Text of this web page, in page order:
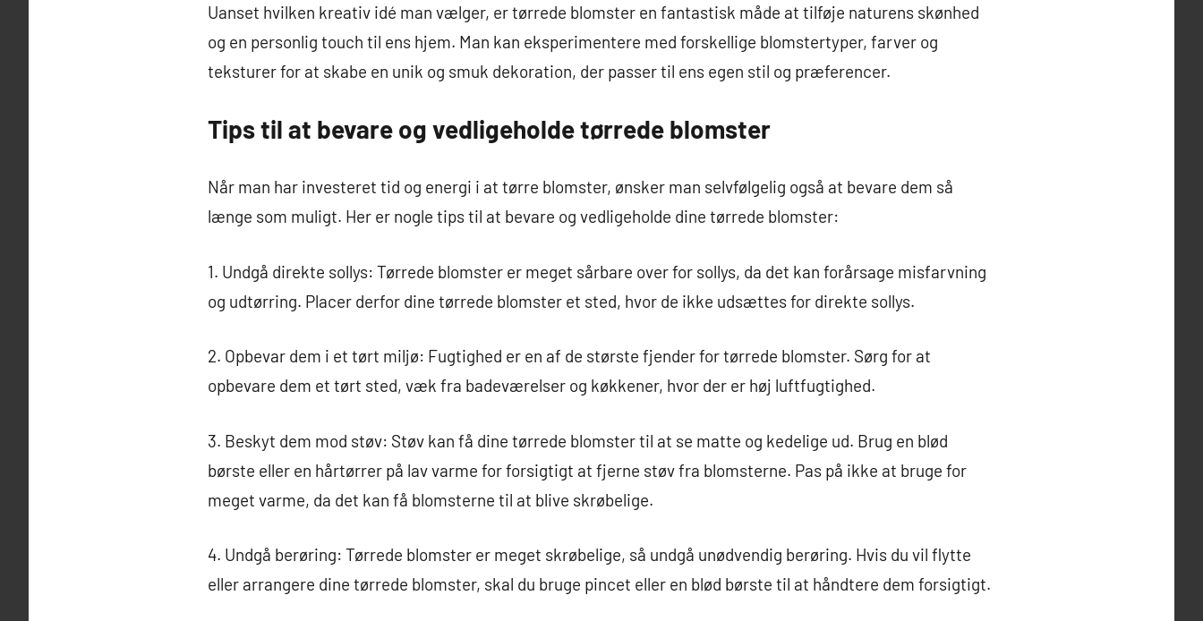
Uanset hvilken kreativ idé man vælger, er tørrede blomster en fantastisk måde at tilføje naturens skønhed
og en personlig touch til ens hjem. Man kan eksperimentere med forskellige blomstertyper, farver og
teksturer for at skabe en unik og smuk dekoration, der passer til ens egen stil og præferencer.
Tips til at bevare og vedligeholde tørrede blomster
Når man har investeret tid og energi i at tørre blomster, ønsker man selvfølgelig også at bevare dem så
længe som muligt. Her er nogle tips til at bevare og vedligeholde dine tørrede blomster:
1. Undgå direkte sollys: Tørrede blomster er meget sårbare over for sollys, da det kan forårsage misfarvning
og udtørring. Placer derfor dine tørrede blomster et sted, hvor de ikke udsættes for direkte sollys.
2. Opbevar dem i et tørt miljø: Fugtighed er en af de største fjender for tørrede blomster. Sørg for at
opbevare dem et tørt sted, væk fra badeværelser og køkkener, hvor der er høj luftfugtighed.
3. Beskyt dem mod støv: Støv kan få dine tørrede blomster til at se matte og kedelige ud. Brug en blød
børste eller en hårtørrer på lav varme for forsigtigt at fjerne støv fra blomsterne. Pas på ikke at bruge for
meget varme, da det kan få blomsterne til at blive skrøbelige.
4. Undgå berøring: Tørrede blomster er meget skrøbelige, så undgå unødvendig berøring. Hvis du vil flytte
eller arrangere dine tørrede blomster, skal du bruge pincet eller en blød børste til at håndtere dem forsigtigt.